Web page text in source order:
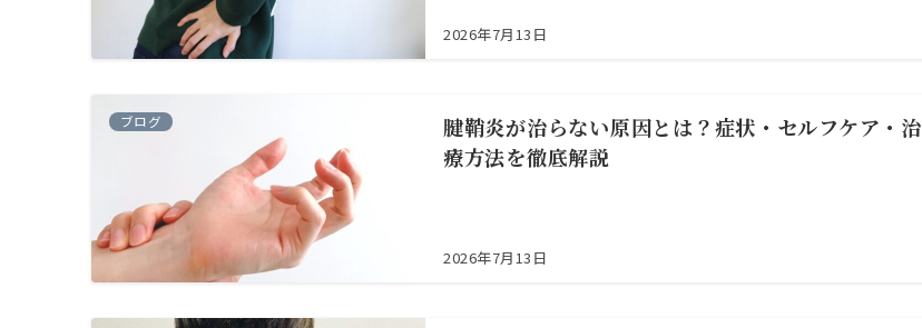
2026年7月13日
ブログ
腱鞘炎が治らない原因とは？症状・セルフケア・治
療方法を徹底解説
2026年7月13日